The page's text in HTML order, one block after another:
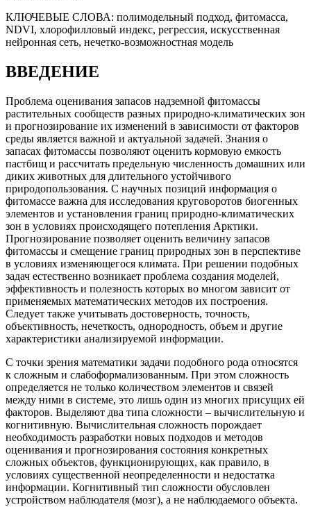
КЛЮЧЕВЫЕ СЛОВА: полимодельный подход, фитомасса,
NDVI, хлорофилловый индекс, регрессия, искусственная
нейронная сеть, нечетко-возможностная модель
ВВЕДЕНИЕ
Проблема оценивания запасов надземной фитомассы
растительных сообществ разных природно-климатических зон
и прогнозирование их изменений в зависимости от факторов
среды является важной и актуальной задачей. Знания о
запасах фитомассы позволяют оценить кормовую емкость
пастбищ и рассчитать предельную численность домашних или
диких животных для длительного устойчивого
природопользования. С научных позиций информация о
фитомассе важна для исследования круговоротов биогенных
элементов и установления границ природно-климатических
зон в условиях происходящего потепления Арктики.
Прогнозирование позволяет оценить величину запасов
фитомассы и смещение границ природных зон в перспективе
в условиях изменяющегося климата. При решении подобных
задач естественно возникает проблема создания моделей,
эффективность и полезность которых во многом зависит от
применяемых математических методов их построения.
Следует также учитывать достоверность, точность,
объективность, нечеткость, однородность, объем и другие
характеристики анализируемой информации.
С точки зрения математики задачи подобного рода относятся
к сложным и слабоформализованным. При этом сложность
определяется не только количеством элементов и связей
между ними в системе, это лишь один из многих присущих ей
факторов. Выделяют два типа сложности – вычислительную и
когнитивную. Вычислительная сложность порождает
необходимость разработки новых подходов и методов
оценивания и прогнозирования состояния конкретных
сложных объектов, функционирующих, как правило, в
условиях существенной неопределенности и недостатка
информации. Когнитивный тип сложности обусловлен
устройством наблюдателя (мозг), а не наблюдаемого объекта.